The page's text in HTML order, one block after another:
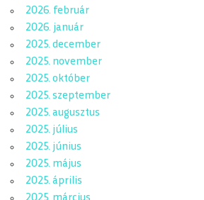
2026. február
2026. január
2025. december
2025. november
2025. október
2025. szeptember
2025. augusztus
2025. július
2025. június
2025. május
2025. április